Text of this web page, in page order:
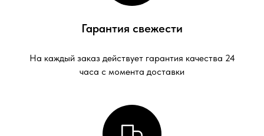
На каждый заказ действует гарантия качества 24